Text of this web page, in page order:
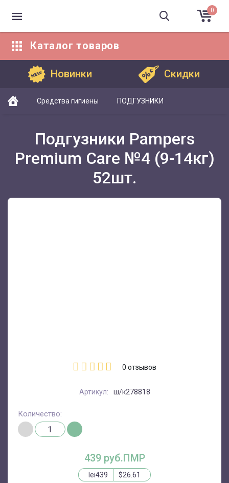
0
Каталог товаров
Новинки Скидки
Средства гигиены ПОДГУЗНИКИ
Подгузники Pampers
Premium Care №4 (9-14кг)
52шт.
0 отзывов
Артикул: ш/к278818
439 руб.ПМР
lei439 $26.61
Количество: